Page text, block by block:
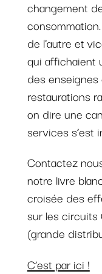
changement
de l’autre et
qui affichaient
des
restaurations
on dire une
services s’est
Contactez
notre livre
croisée des
sur les circuits
(grande
C’est par ici !